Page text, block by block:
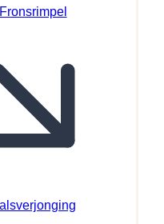
Fronsrimpel